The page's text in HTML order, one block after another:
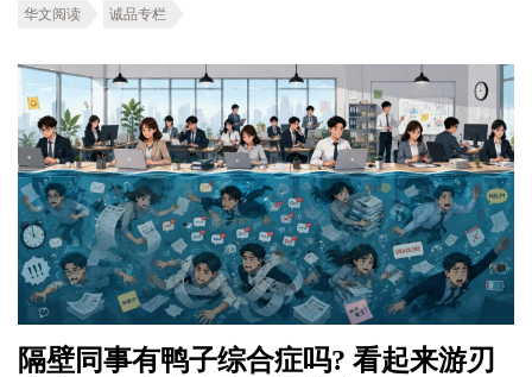
华文阅读 诚品专栏
隔壁同事有鸭子综合症吗? 看起来游刃